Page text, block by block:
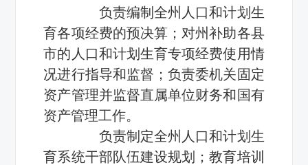
负责编制全州人口和计划生
育各项经费的预决算；对州补助各县
市的人口和计划生育专项经费使用情
况进行指导和监督；负责委机关固定
资产管理并监督直属单位财务和国有
资产管理工作。
负责制定全州人口和计划生
育系统干部队伍建设规划；教育培训